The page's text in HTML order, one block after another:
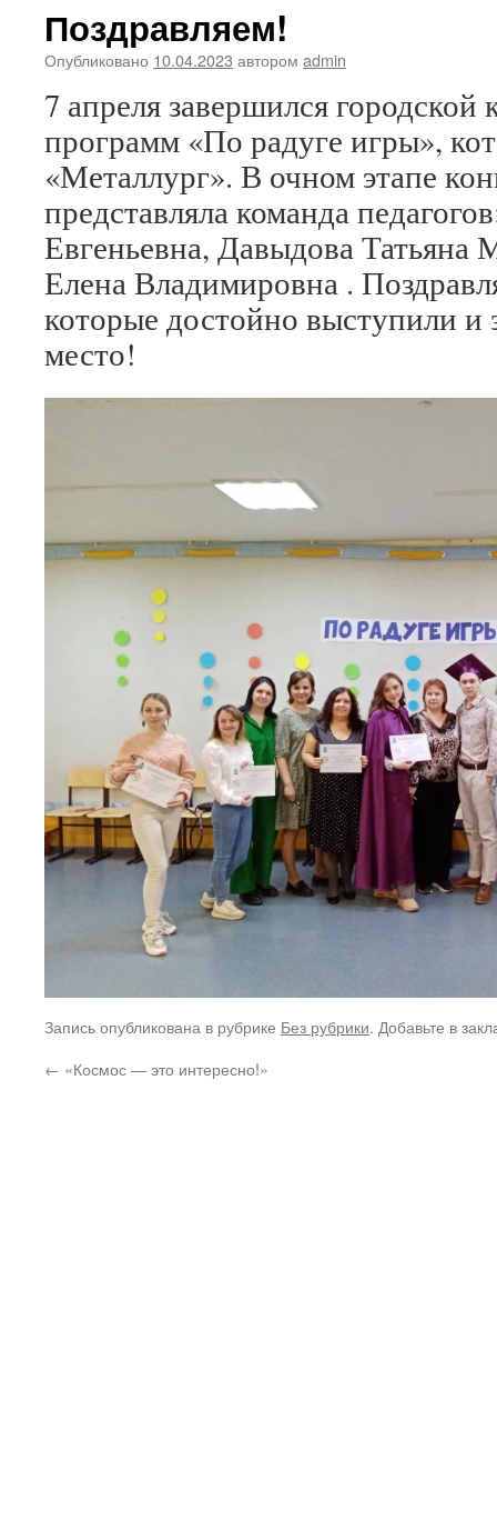
Поздравляем!
Опубликовано 10.04.2023 автором admin
7 апреля завершился городской
программ «По радуге игры»,
«Металлург». В очном этапе
представляла команда
Евгеньевна, Давыдова Татьяна
Елена Владимировна .
которые достойно выступили и
место!
Запись опубликована в рубрике Без рубрики. Добавьте в
← «Космос — это интересно!»